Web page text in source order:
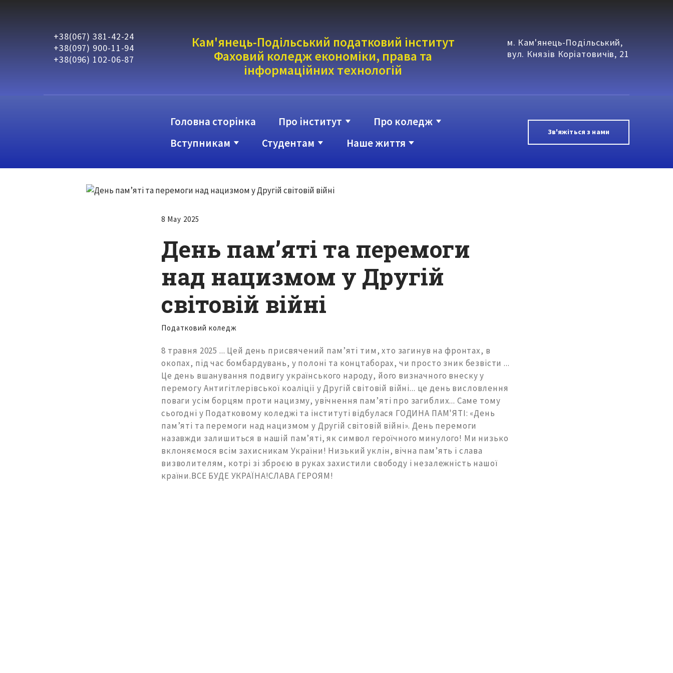
+38(067) 381-42-24
+38(097) 900-11-94
+38(096) 102-06-87
Кам'янець-Подільський податковий інститут
Фаховий коледж економіки, права та
інформаційних технологій
м. Кам'янець-Подільський,
вул. Князів Коріатовичів, 21
Головна сторінка Про інститут
Про коледж
Вступникам
Студентам Наше життя
Зв'яжіться з нами
8 May 2025
День пам’яті та перемоги
над нацизмом у Другій
світовій війні
Податковий коледж
8 травня 2025 ... Цей день присвячений пам’яті тим, хто загинув на фронтах, в
окопах, під час бомбардувань, у полоні та концтаборах, чи просто зник безвісти ...
Це день вшанування подвигу українського народу, його визначного внеску у
перемогу Антигітлерівської коаліції у Другій світовій війні... це день висловлення
поваги усім борцям проти нацизму, увічнення пам’яті про загиблих... Саме тому
сьогодні у Податковому коледжі та інституті відбулася ГОДИНА ПАМ'ЯТІ: «День
пам’яті та перемоги над нацизмом у Другій світовій війні». День перемоги
назавжди залишиться в нашій пам’яті, як символ героїчного минулого! Ми низько
вклоняємося всім захисникам України! Низький уклін, вічна пам’ять і слава
визволителям, котрі зі зброєю в руках захистили свободу і незалежність нашої
країни.ВСЕ БУДЕ УКРАЇНА!СЛАВА ГЕРОЯМ!